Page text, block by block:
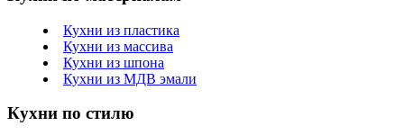
Кухни из пластика
Кухни из массива
Кухни из шпона
Кухни из МДВ эмали
Кухни по стилю